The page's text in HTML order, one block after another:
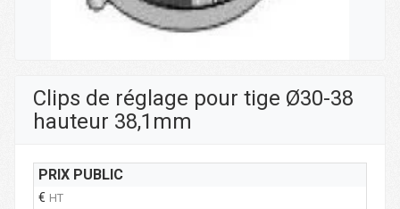
Clips de réglage pour tige Ø30-38
hauteur 38,1mm
PRIX PUBLIC
€ HT